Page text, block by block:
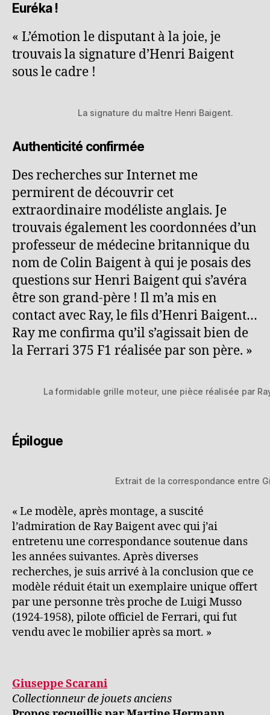
Euréka !
« L’émotion le disputant à la joie, je
trouvais la signature d’Henri Baigent
sous le cadre !
La signature du maître Henri Baigent.
Authenticité confirmée
Des recherches sur Internet me
permirent de découvrir cet
extraordinaire modéliste anglais. Je
trouvais également les coordonnées d’un
professeur de médecine britannique du
nom de Colin Baigent à qui je posais des
questions sur Henri Baigent qui s’avéra
être son grand-père ! Il m’a mis en
contact avec Ray, le fils d’Henri Baigent…
Ray me confirma qu’il s’agissait bien de
la Ferrari 375 F1 réalisée par son père. »
La formidable grille moteur, une pièce réalisée par
Épilogue
Extrait de la correspondance entre
« Le modèle, après montage, a suscité
l’admiration de Ray Baigent avec qui j’ai
entretenu une correspondance soutenue dans
les années suivantes. Après diverses
recherches, je suis arrivé à la conclusion que ce
modèle réduit était un exemplaire unique offert
par une personne très proche de Luigi Musso
(1924-1958), pilote officiel de Ferrari, qui fut
vendu avec le mobilier après sa mort. »
Giuseppe Scarani
Collectionneur de jouets anciens